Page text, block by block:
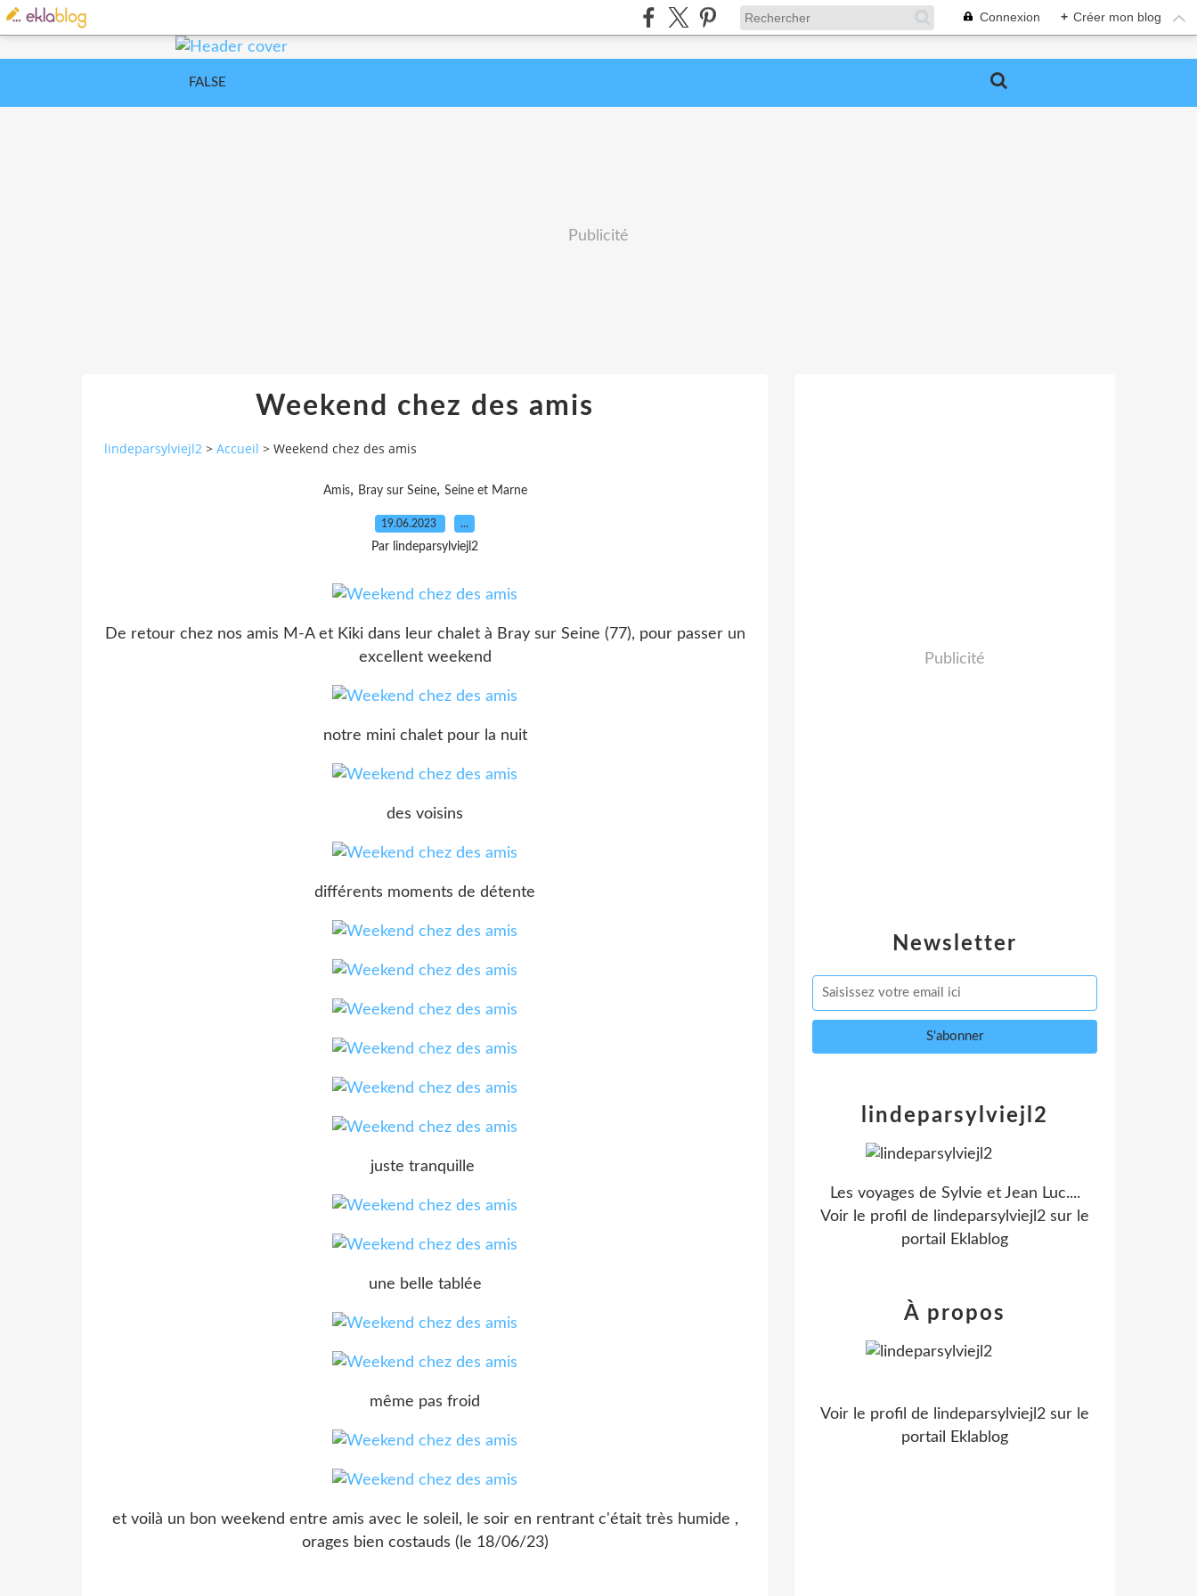
Connexion + Créer mon blog
FALSE
Publicité
Weekend chez des amis
lindeparsylviejl2 > Accueil > Weekend chez des amis
Amis, Bray sur Seine, Seine et Marne
19.06.2023 …
Par lindeparsylviejl2
De retour chez nos amis M-A et Kiki dans leur chalet à Bray sur Seine (77), pour passer un
excellent weekend
notre mini chalet pour la nuit
des voisins
différents moments de détente
juste tranquille
une belle tablée
même pas froid
et voilà un bon weekend entre amis avec le soleil, le soir en rentrant c'était très humide ,
orages bien costauds (le 18/06/23)
Newsletter
Publicité
lindeparsylviejl2
Les voyages de Sylvie et Jean Luc....
Voir le profil de
lindeparsylviejl2 sur le
portail Eklablog
À propos
Voir le profil de lindeparsylviejl2 sur le
portail Eklablog